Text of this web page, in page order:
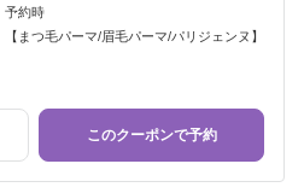
予約時
【まつ毛パーマ/眉毛パーマ/パリジェンヌ】
このクーポンで予約